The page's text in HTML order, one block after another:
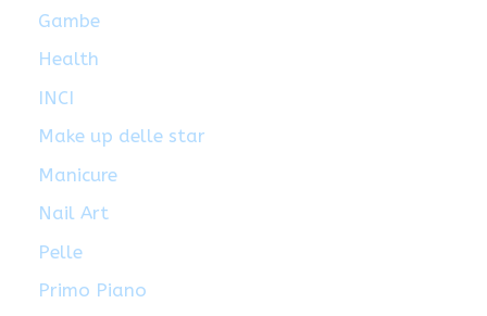
Gambe
Health
INCI
Make up delle star
Manicure
Nail Art
Pelle
Primo Piano